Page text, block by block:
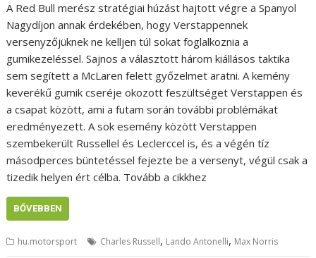
A Red Bull merész stratégiai húzást hajtott végre a Spanyol
Nagydíjon annak érdekében, hogy Verstappennek
versenyzőjüknek ne kelljen túl sokat foglalkoznia a
gumikezeléssel. Sajnos a választott három kiállásos taktika
sem segített a McLaren felett győzelmet aratni. A kemény
keverékű gumik cseréje okozott feszültséget Verstappen és
a csapat között, ami a futam során további problémákat
eredményezett. A sok esemény között Verstappen
szembekerült Russellel és Leclerccel is, és a végén tíz
másodperces büntetéssel fejezte be a versenyt, végül csak a
tizedik helyen ért célba. Tovább a cikkhez
BŐVEBBEN
hu.motorsport Charles Russell, Lando Antonelli, Max Norris